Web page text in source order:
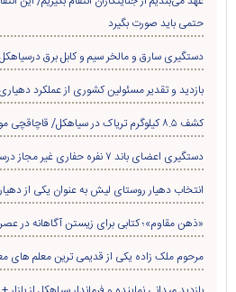
فاضل
پربازدید ترین
هفته
ماه
پیگیری حل مشکلات اراضی روستای «کرف‌پشته»
«علیرضا احمدی دیلمان» سرپرست نمایندگی
شهرستان سیاهکل شد
۹۹۰ متر از شبکه سیمی روستای لشکریان به کابل خودنگهدار ارتقاء یافت